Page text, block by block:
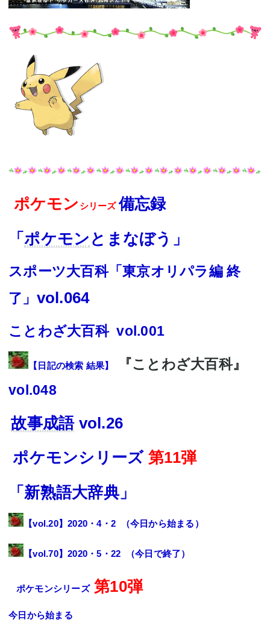
ポケモン シリーズ 備忘録
「ポケモン とまなぼう」
スポーツ大百科「東京オリパラ編 終
了」 vo .064
ことわざ大百科 vol.001
【日記の検索 結果】
『ことわざ大百科』
vol.048
故事成語 vol.26
ポケモンシリーズ 第11弾
「新熟語大辞典」
【vol.20】2020・4・2 （今日から始まる）
【vol.70】2020・5・22 （今日で終了）
ポケモンシリーズ 第10弾
今日から始まる